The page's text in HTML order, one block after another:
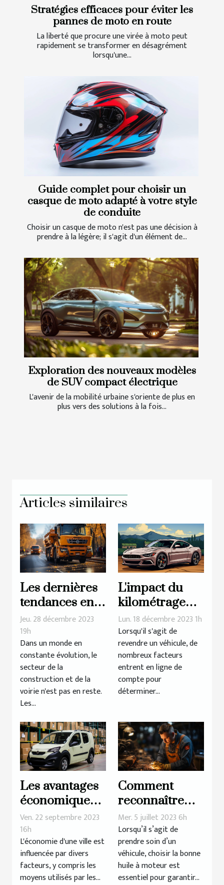
Stratégies efficaces pour éviter les
pannes de moto en route
La liberté que procure une virée à moto peut
rapidement se transformer en désagrément
lorsqu'une...
Guide complet pour choisir un
casque de moto adapté à votre style
de conduite
Choisir un casque de moto n'est pas une décision à
prendre à la légère; il s'agit d'un élément de...
Exploration des nouveaux modèles
de SUV compact électrique
L'avenir de la mobilité urbaine s'oriente de plus en
plus vers des solutions à la fois...
Articles similaires
Les dernières
tendances en
matière de
matériaux et
équipements
pour la
construction et
la voirie
Jeu. 28 décembre 2023
19h
Dans un monde en
constante évolution, le
secteur de la
construction et de la
voirie n'est pas en reste.
Les...
L'impact du
kilométrage
sur le prix de
rachat d'une
voiture
Lun. 18 décembre 2023 1h
Lorsqu'il s'agit de
revendre un véhicule, de
nombreux facteurs
entrent en ligne de
compte pour
déterminer...
Les avantages
économiques
du covering de
véhicules à
Lyon
Ven. 22 septembre 2023
16h
L'économie d'une ville est
influencée par divers
facteurs, y compris les
moyens utilisés par les...
Comment
reconnaître
une huile à
moteur de
qualité ?
Mer. 5 juillet 2023 6h
Lorsqu’il s’agit de
prendre soin d’un
véhicule, choisir la bonne
huile à moteur est
essentiel pour garantir...